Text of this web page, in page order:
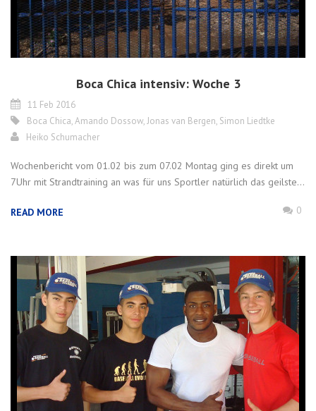
Boca Chica intensiv: Woche 3
11 Feb 2016
Boca Chica,Amando Dossow,Jonas van Bergen, Simon Liedtke
Heiko Schumacher
Wochenbericht vom 01.02 bis zum 07.02 Montag ging es direkt um
7Uhr mit Strandtraining an was für uns Sportler natürlich das geilste...
READ MORE 0